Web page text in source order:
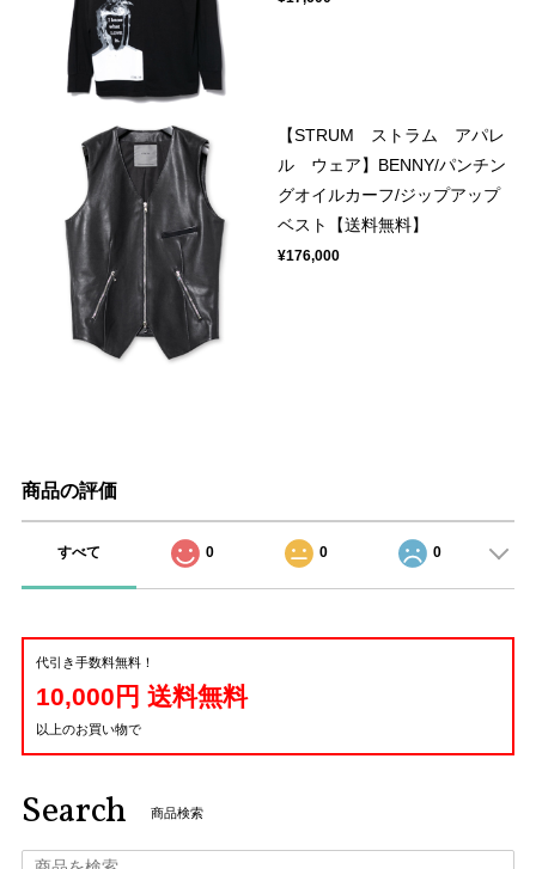
【STRUM ストラム アパレ
ル ウェア】BENNY/パンチン
グオイルカーフ/ジップアップ
ベスト【送料無料】
¥176,000
商品の評価
すべて 0 0 0
代引き手数料無料！
10,000円 送料無料
以上のお買い物で
Search 商品検索